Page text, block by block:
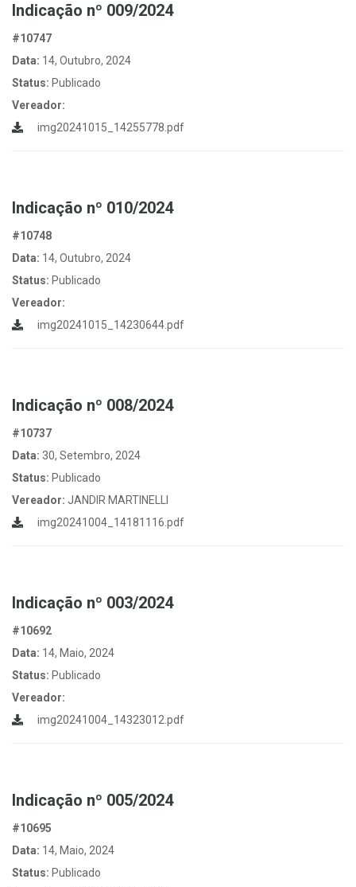
Indicação nº 009/2024
#10747
Data: 14, Outubro, 2024
Status: Publicado
Vereador:
img20241015_14255778.pdf
Indicação nº 010/2024
#10748
Data: 14, Outubro, 2024
Status: Publicado
Vereador:
img20241015_14230644.pdf
Indicação nº 008/2024
#10737
Data: 30, Setembro, 2024
Status: Publicado
Vereador: JANDIR MARTINELLI
img20241004_14181116.pdf
Indicação nº 003/2024
#10692
Data: 14, Maio, 2024
Status: Publicado
Vereador:
img20241004_14323012.pdf
Indicação nº 005/2024
#10695
Data: 14, Maio, 2024
Status: Publicado